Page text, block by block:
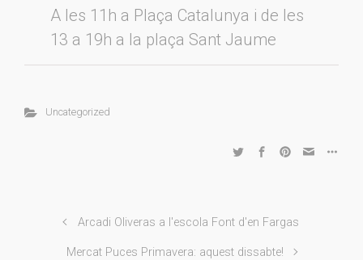
A les 11h a Plaça Catalunya i de les
13 a 19h a la plaça Sant Jaume
Uncategorized
Arcadi Oliveras a l'escola Font d'en Fargas
Mercat Puces Primavera: aquest dissabte!